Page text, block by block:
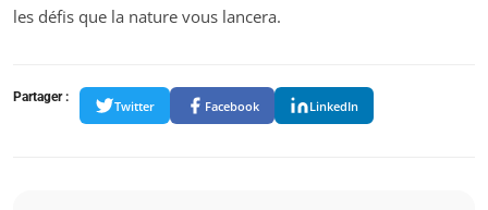
les défis que la nature vous lancera.
Partager :
Twitter Facebook LinkedIn